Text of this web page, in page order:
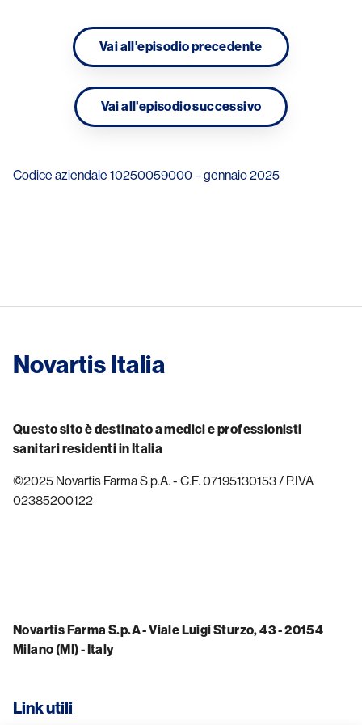
Vai all'episodio precedente
Vai all'episodio successivo
Codice aziendale 10250059000 – gennaio 2025
Novartis Italia
Questo sito è destinato a medici e professionisti
sanitari residenti in Italia
©2025 Novartis Farma S.p.A. - C.F. 07195130153 / P.IVA
02385200122
Novartis Farma S.p.A - Viale Luigi Sturzo, 43 - 20154
Milano (MI) - Italy
Link utili